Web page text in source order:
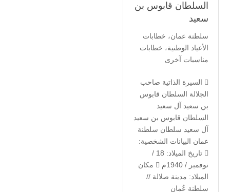
السلطان قابوس بن
سعيد
سلطنة عمان، خطابات
الأعياد الوطنية، خطابات
مناسبات آخرى
 السيرة الذاتية صاحب
الجلالة السلطان قابوس
بن سعيد آل سعيد
السلطان قابوس بن سعيد
آل سعيد سلطان سلطنة
عمان البيانات الشخصية:
 تاريخ الميلاد: 18 /
نوفمبر / 1940م  مكان
الميلاد: مدينة صلالة //
سلطنة عُمان